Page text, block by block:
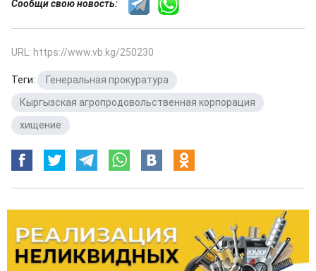
Сообщи свою новость:
URL: https://www.vb.kg/250230
Теги: Генеральная прокуратура
Кыргызская агропродовольственная корпорация
хищение